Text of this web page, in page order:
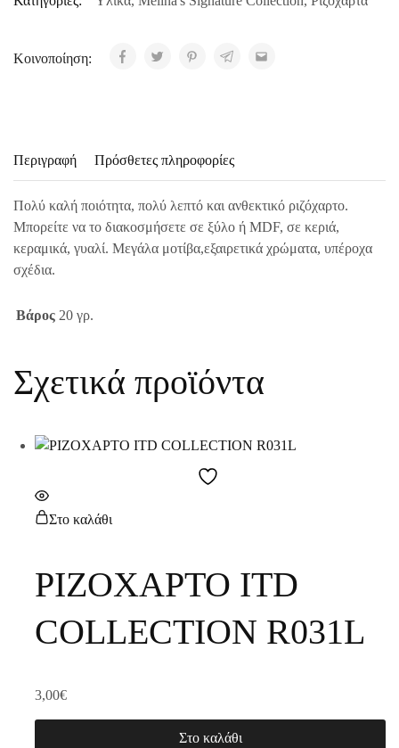
Κοινοποίηση:
Περιγραφή Πρόσθετες πληροφορίες
Πολύ καλή ποιότητα, πολύ λεπτό και ανθεκτικό ριζόχαρτο.
Μπορείτε να το διακοσμήσετε σε ξύλο ή MDF, σε κεριά,
κεραμικά, γυαλί. Μεγάλα μοτίβα,εξαιρετικά χρώματα, υπέροχα
σχέδια.
Βάρος 20 γρ.
Σχετικά προϊόντα
Στο καλάθι
ΡΙΖΟΧΑΡΤΟ ITD
COLLECTION R031L
3,00€
Στο καλάθι